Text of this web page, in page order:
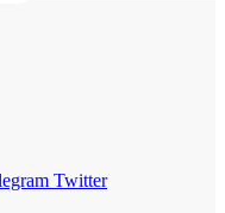
Twitter